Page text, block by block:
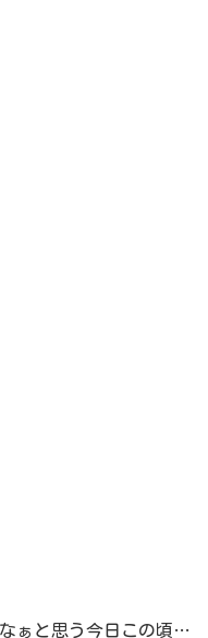
ぁと思う今日この頃…